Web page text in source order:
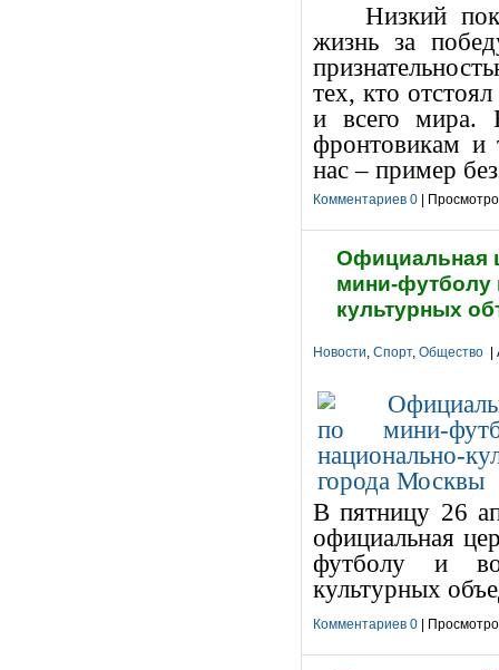
Низкий
жизнь за
тех, кто
и всего мира.
фронтовикам и
нас – пример
Комментариев 0 |
Официальная
мини-футболу
культурных
Новости, Спорт, Общество |
В пятницу 26
официальная
футболу и
культурных
Комментариев 0 |